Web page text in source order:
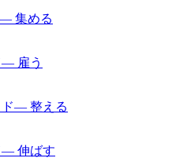
— 集める
— 雇う
— 整える
— 伸ばす